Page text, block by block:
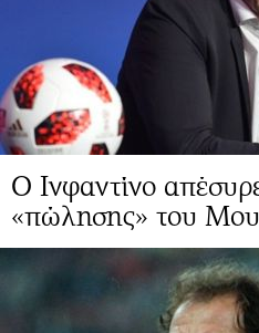
Ο Ινφαντίνο
«πώλησης» του